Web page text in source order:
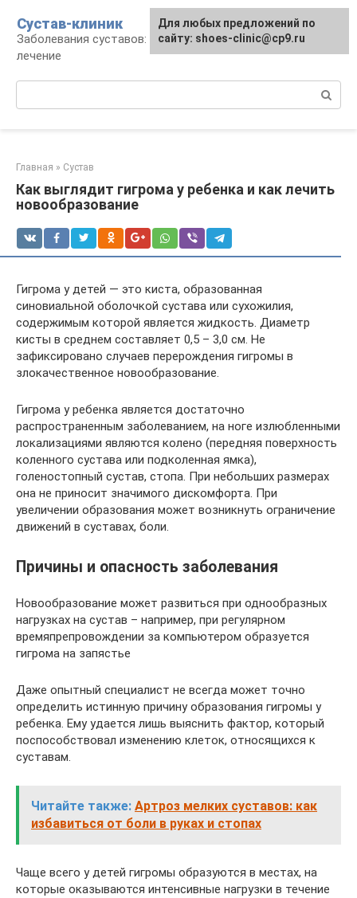
контенту
Сустав-клиник
Заболевания суставов: профилактика и
лечение
Главная » Сустав
Как выглядит гигрома у ребенка и как лечить
новообразование
Гигрома у детей — это киста, образованная
синовиальной оболочкой сустава или сухожилия,
содержимым которой является жидкость. Диаметр
кисты в среднем составляет 0,5 – 3,0 см. Не
зафиксировано случаев перерождения гигромы в
злокачественное новообразование.
Гигрома у ребенка является достаточно
распространенным заболеванием, на ноге излюбленными
локализациями являются колено (передняя поверхность
коленного сустава или подколенная ямка),
голеностопный сустав, стопа. При небольших размерах
она не приносит значимого дискомфорта. При
увеличении образования может возникнуть ограничение
движений в суставах, боли.
Причины и опасность заболевания
Новообразование может развиться при однообразных
нагрузках на сустав – например, при регулярном
времяпрепровождении за компьютером образуется
гигрома на запястье
Даже опытный специалист не всегда может точно
определить истинную причину образования гигромы у
ребенка. Ему удается лишь выяснить фактор, который
поспособствовал изменению клеток, относящихся к
суставам.
Читайте также: Артроз мелких суставов: как
избавиться от боли в руках и стопах
Чаще всего у детей гигромы образуются в местах, на
которые оказываются интенсивные нагрузки в течение
Для любых предложений по
сайту: shoes-clinic@cp9.ru